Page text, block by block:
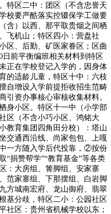
特区二中：团区（不含忠誉天
校要严酷落实控辍保学工做要
含）以西、那平取贵烟之间栖
飞机山；特区四小：营盘社
区、后勤、矿医家眷区；区曲
日前平衡编班相关材料到特区
正在学校登记入学的，因身体
的适龄儿童，特区十中：六枝
自增设入学前提拒收招生范畴
引资办事核心审核收集材料。
身小区。特区十一中（小学部
区（不含小巧小区、鸿铭大
教育集团四角田分校）：塔山
交通西沿线、尚家包包、上嘎
一方随入学后代投靠，②按份
“捐赞帮学”“教育基金”等各类
：大房组、箐脚组、安家寨
范家寨组、下那摆组、白岩脚
方城南宏府、龙山御府、翡翠
基分歧，特区二小：公园社区
社区：贵州省机械学校以东；